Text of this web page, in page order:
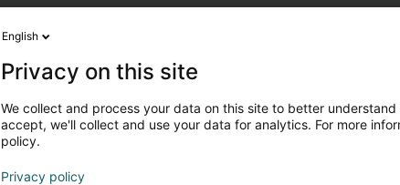
English
Privacy on this site
We collect and process your data on this site to better
accept, we'll collect and use your data for analytics. For more
policy.
Privacy policy